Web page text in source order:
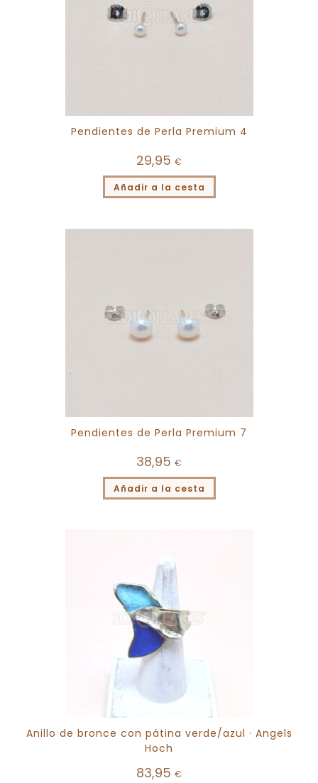
Pendientes de Perla Premium 4
29,95 €
Añadir a la cesta
Pendientes de Perla Premium 7
38,95 €
Añadir a la cesta
Anillo de bronce con pátina verde/azul · Angels
Hoch
83,95 €